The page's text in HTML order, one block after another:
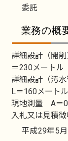
委託
業務の概
詳細設計（開
＝230メートル
詳細設計（汚
L＝160メートル
現地測量 A＝
入札又は見積徴
平成29年5月